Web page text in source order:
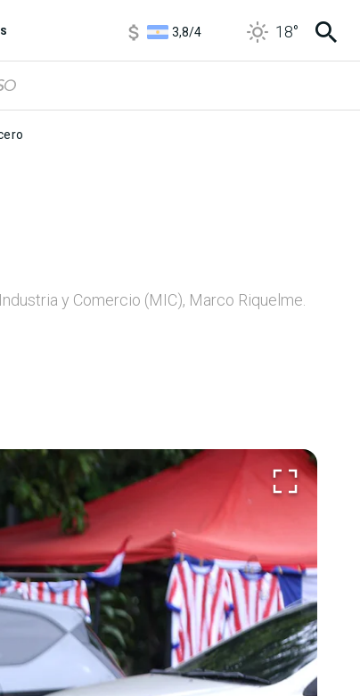
6850/ 18°
y Comercio (MIC), Marco Riquelme.